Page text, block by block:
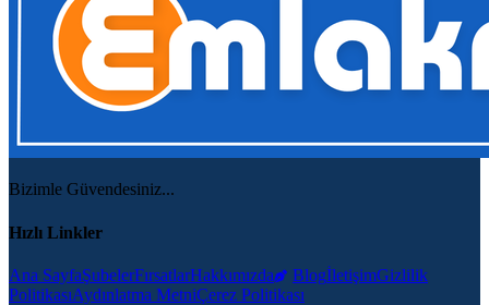
Bizimle Güvendesiniz...
Hızlı Linkler
Ana SayfaŞubelerFırsatlarHakkımızda BlogİletişimGizlilik
PolitikasıAydınlatma MetniÇerez Politikası